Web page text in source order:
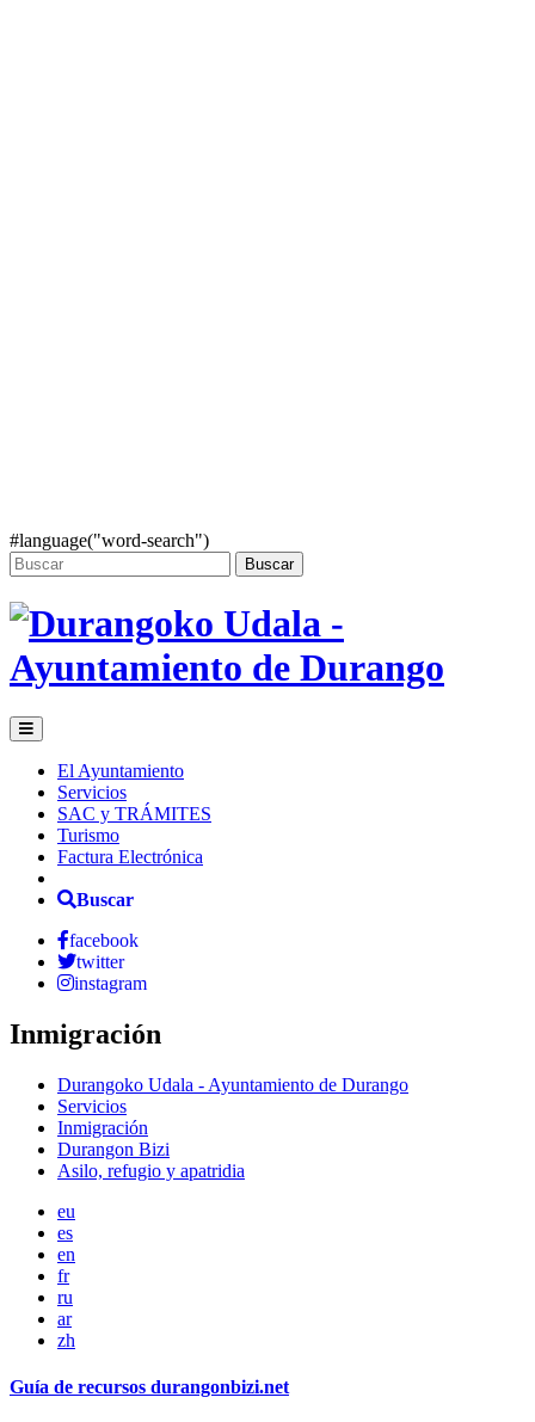
#language("word-search")
Buscar
El Ayuntamiento
Servicios
SAC y TRÁMITES
Turismo
Factura Electrónica
Buscar
facebook
twitter
instagram
Inmigración
Durangoko Udala - Ayuntamiento de Durango
Servicios
Inmigración
Durangon Bizi
Asilo, refugio y apatridia
eu
es
en
fr
ru
ar
zh
Guía de recursos durangonbizi.net